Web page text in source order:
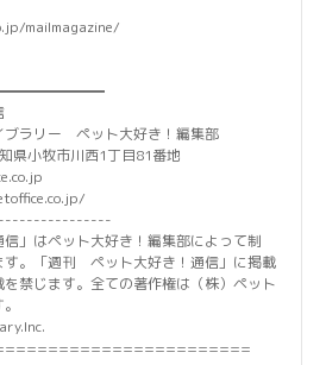
mailmagazine/
ブラリー ペット大好き！編集部
県小牧市川西1丁目81番地
」はペット大好き！編集部によって制
す。「週刊 ペット大好き！通信」に掲載
禁じます。全ての著作権は（株）ペット